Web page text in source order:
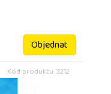
Objednat
Kód produktu: 3212